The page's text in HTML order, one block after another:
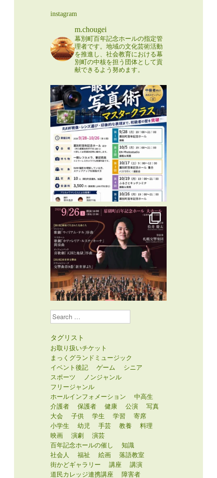
instagram
m.chougei
幕別町百年記念ホールの指定管
理者です。地域の文化芸術活動
を推進し、社会教育における幕
別町の中核を担う団体として貢
献できるよう努めます。
Search
タグリスト
お取り扱いチケット
まっくグランドミュージック
イベント後記
ゲーム
シニア
スポーツ
ノンジャンル
フリージャンル
ホールインフォメーション
中高生
介護者
保護者 健康 公演
写真
大会
子供 学生 学習
寄席
小学生
幼児 手芸 教養
料理
映画
演劇
演芸
百年記念ホールの催し
知識
社会人
福祉 絵画
落語教室
街かどギャラリー
講座
講演
道民カレッジ連携講座
障害者